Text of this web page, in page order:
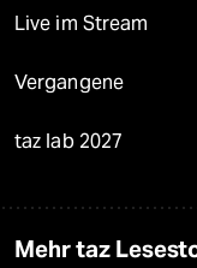
Live im Stream
Vergangene
taz lab 2027
Mehr taz